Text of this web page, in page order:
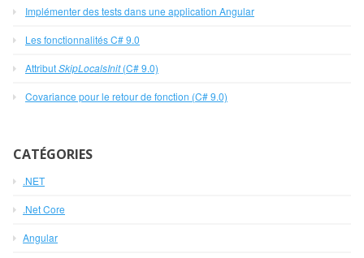
Implémenter des tests dans une application Angular
Les fonctionnalités C# 9.0
AttributSkipLocalsInit(C# 9.0)
Covariance pour le retour de fonction (C# 9.0)
CATÉGORIES
.NET
.Net Core
Angular